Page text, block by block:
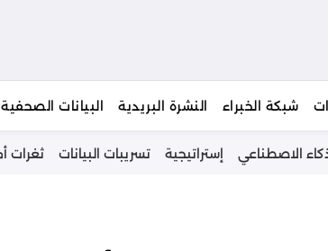
شبكة الخبراء النشرة البريدية البيانات الصحفية يبحث
الاصطناعي إستراتيجية تسريبات البيانات ثغرات